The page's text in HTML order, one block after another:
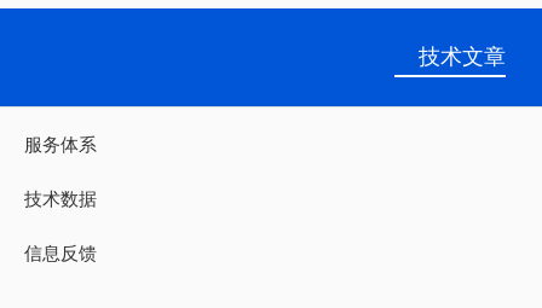
技术文章
服务体系
技术数据
信息反馈